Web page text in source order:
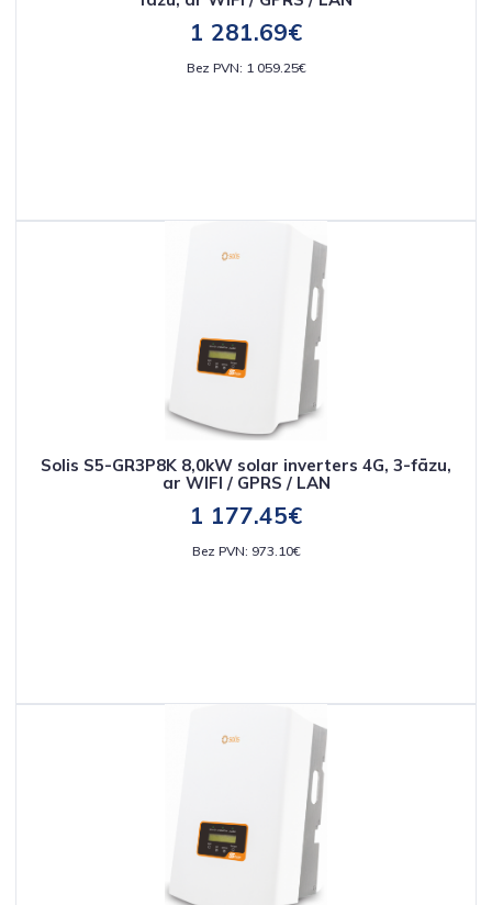
1 281.69€
Bez PVN: 1 059.25€
Solis S5-GR3P8K 8,0kW solar inverters 4G, 3-fāzu,
ar WIFI / GPRS / LAN
1 177.45€
Bez PVN: 973.10€